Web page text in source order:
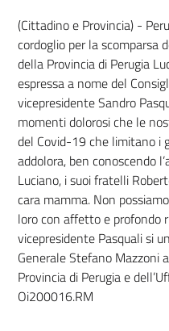
(Cittadino e Provincia) -
cordoglio per la scomparsa
della Provincia di Perugia
espressa a nome del
vicepresidente Sandro
momenti dolorosi che le
del Covid-19 che limitano i
addolora, ben conoscendo
Luciano, i suoi fratelli
cara mamma. Non
loro con affetto e profondo
vicepresidente Pasquali si
Generale Stefano Mazzoni
Provincia di Perugia e
Oi200016.RM